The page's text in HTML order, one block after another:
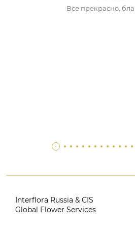
Все прекрасно,
Interflora Russia & CIS
Global Flower Services